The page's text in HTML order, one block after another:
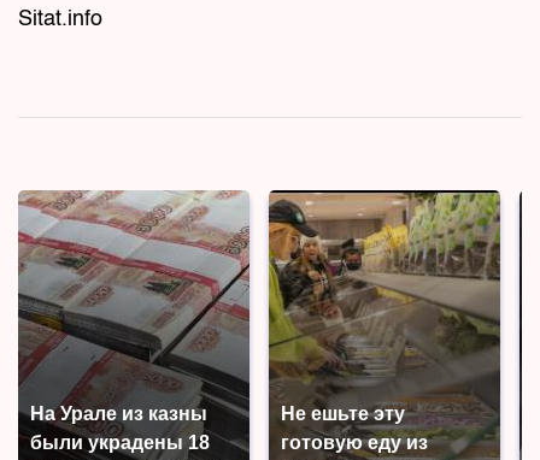
Sitat.info
На Урале из казны
были украдены 18
Не ешьте эту
готовую еду из